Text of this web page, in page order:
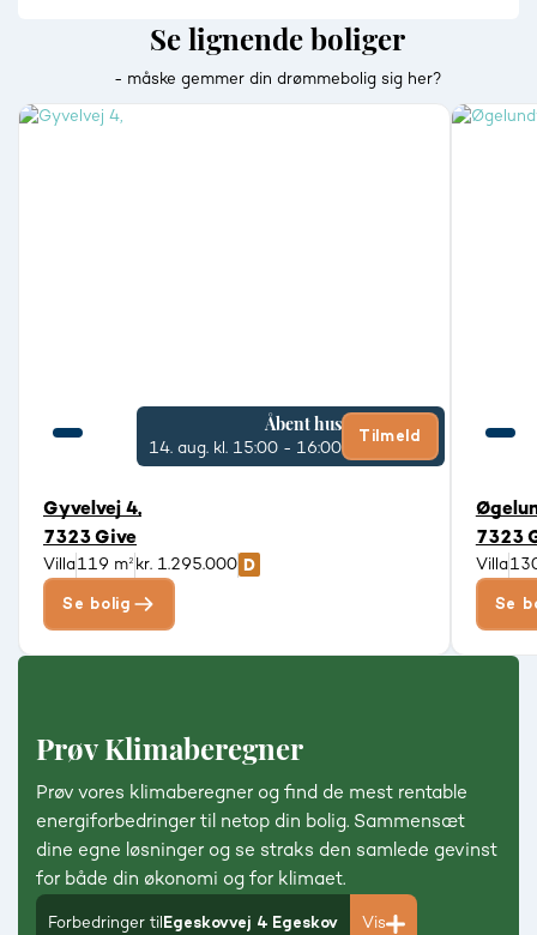
Se lignende boliger
- måske gemmer din drømmebolig sig her?
Åbent hus
14. aug. kl. 15:00 - 16:00
Tilmeld
Gyvelvej 4,
7323 Give
Villa119 m² kr. 1.295.000
Se bolig
7323
Villa
Se
Prøv Klimaberegner
Prøv vores klimaberegner og find de mest rentable
energiforbedringer til netop din bolig. Sammensæt
dine egne løsninger og se straks den samlede gevinst
for både din økonomi og for klimaet.
Forbedringer til Egeskovvej 4 Egeskov Vis